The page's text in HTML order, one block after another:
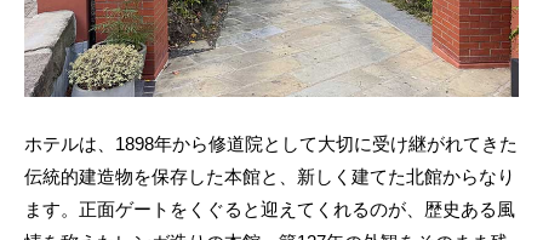
ホテルは、1898年から修道院として大切に受け継がれてきた
伝統的建造物を保存した本館と、新しく建てた北館からなり
ます。正面ゲートをくぐると迎えてくれるのが、歴史ある風